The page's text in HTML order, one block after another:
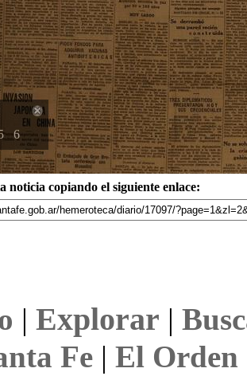
6
noticia copiando el siguiente enlace:
| Explorar |
Fe| El Orden